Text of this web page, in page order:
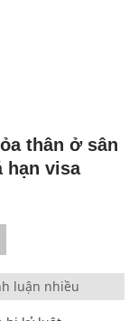
thân ở sân
hạn visa
luận nhiều